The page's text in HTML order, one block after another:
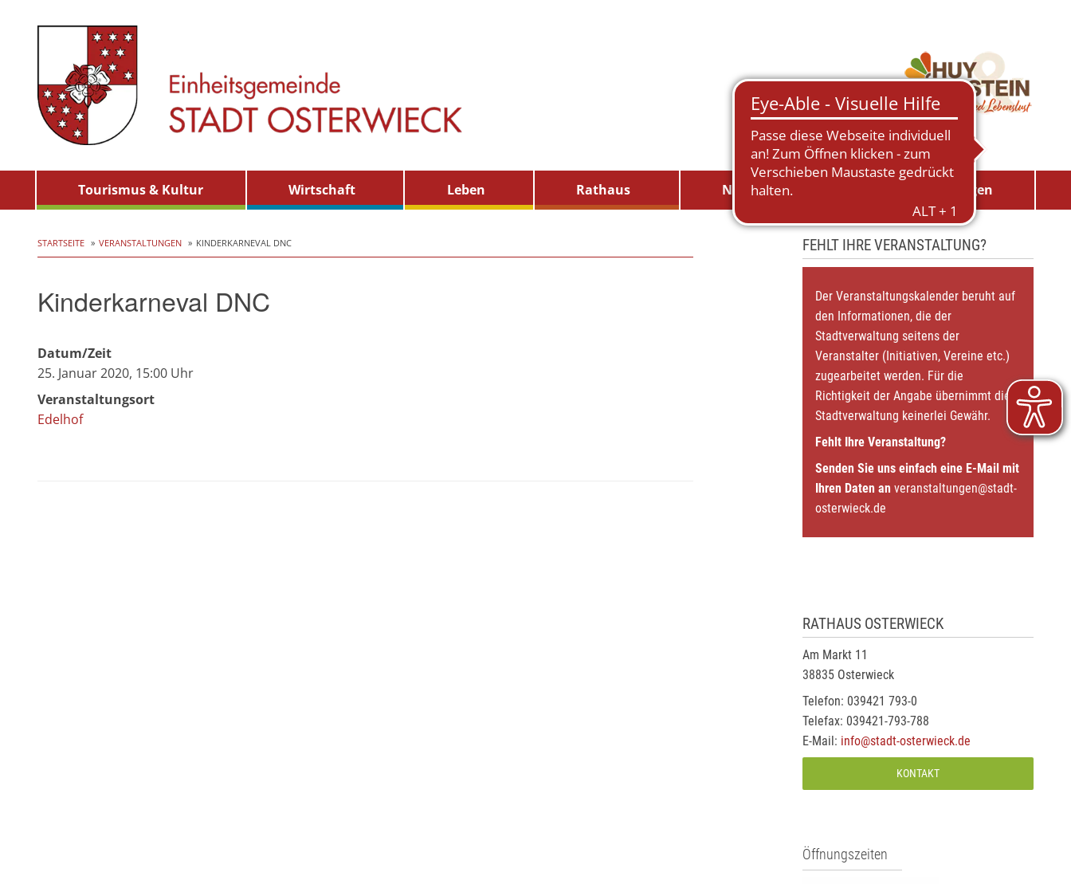
Tourismus & Kultur Wirtschaft Leben Rathaus Neuigkeiten Veranstaltungen
STARTSEITE VERANSTALTUNGEN KINDERKARNEVAL DNC
Kinderkarneval DNC
Datum/Zeit
25. Januar 2020, 15:00 Uhr
Veranstaltungsort
Edelhof
FEHLT IHRE VERANSTALTUNG?
Der Veranstaltungskalender beruht auf
den Informationen, die der
Stadtverwaltung seitens der
Veranstalter (Initiativen, Vereine etc.)
zugearbeitet werden. Für die
Richtigkeit der Angabe übernimmt die
Stadtverwaltung keinerlei Gewähr.
Fehlt Ihre Veranstaltung?
Senden Sie uns einfach eine E-Mail mit
Ihren Daten an veranstaltungen@stadt-
osterwieck.de
RATHAUS OSTERWIECK
Am Markt 11
38835 Osterwieck
Telefon: 039421 793-0
Telefax: 039421-793-788
E-Mail: info@stadt-osterwieck.de
KONTAKT
Öffnungszeiten